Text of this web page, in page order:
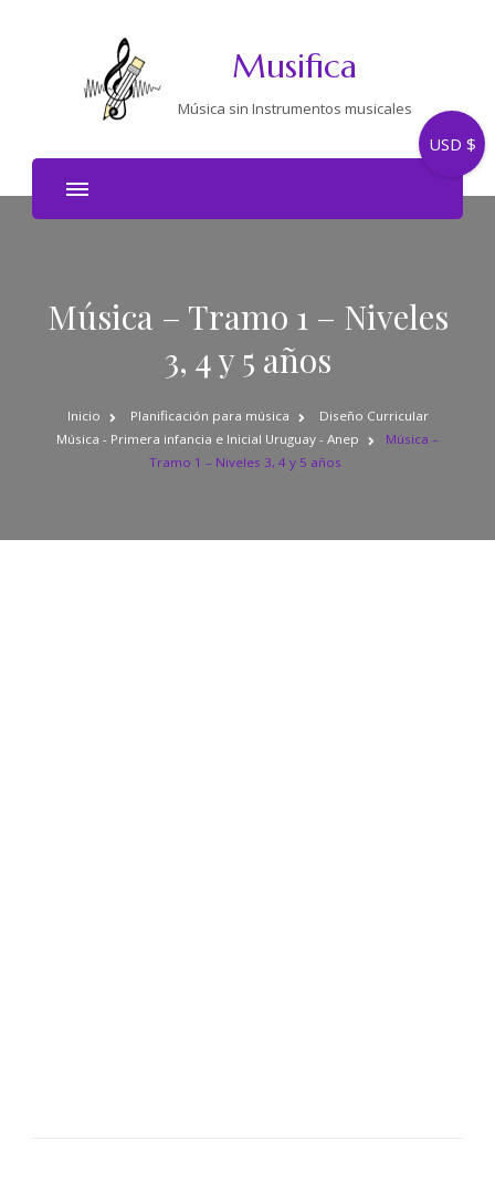
Musifica
Música sin Instrumentos musicales
Música – Tramo 1 – Niveles
3, 4 y 5 años
Inicio Planificación para música
Diseño Curricular
Música - Primera infancia e Inicial Uruguay - Anep
Música –
Tramo 1 – Niveles 3, 4 y 5 años
USD $